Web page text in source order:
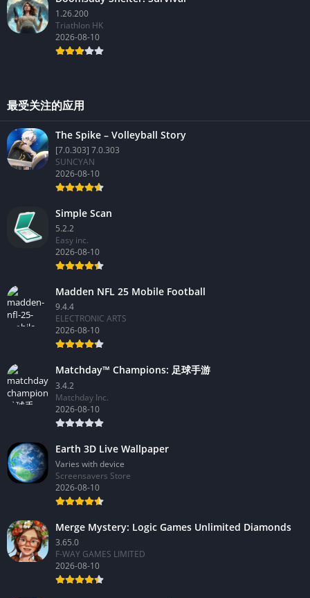
1.26.200
Triathlon HK
2026-08-10
最受关注的应用
The Spike – Volleyball Story
[7.0.303] 7.0.303
SUNCYAN
2026-08-10
Simple Scan
5.2.2
Easy inc.
2026-08-10
Madden NFL 25 Mobile Football
9.4.4
ELECTRONIC ARTS
2026-08-10
Matchday™ Champions: 足球手游
3.4.2
Matchday Inc.
2026-08-10
Earth 3D Live Wallpaper
Varies with device
Screensavers Store
2026-08-10
Merge Mystery: Logic Games Unlimited Diamonds
3.65.0
F-WAY GAMES LIMITED
2026-08-10